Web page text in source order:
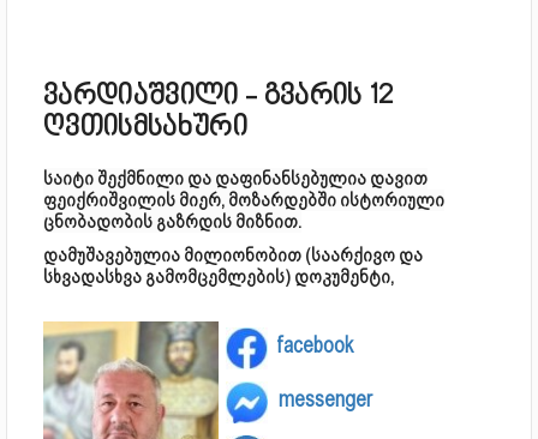
ვარდიაშვილი - გვარის 12
ღვთისმსახური
საიტი შექმნილი და დაფინანსებულია დავით
ფეიქრიშვილის მიერ, მოზარდებში ისტორიული
ცნობადობის გაზრდის მიზნით.
დამუშავებულია მილიონობით (საარქივო და
სხვადასხვა გამომცემლების) დოკუმენტი,
facebook
messenger